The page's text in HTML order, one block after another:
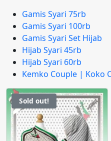
Gamis Syari 75rb
Gamis Syari 100rb
Gamis Syari Set Hijab
Hijab Syari 45rb
Hijab Syari 60rb
Kemko Couple | Koko
Sold out!